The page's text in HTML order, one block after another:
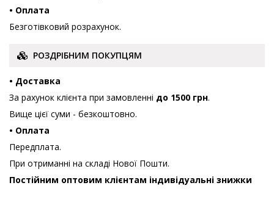
• Оплата
Безготівковий розрахунок.
РОЗДРІБНИМ ПОКУПЦЯМ
• Доставка
За рахунок клієнта при замовленні до 1500 грн.
Вище цієї суми - безкоштовно.
• Оплата
Передплата.
При отриманні на складі Нової Пошти.
Постійним оптовим клієнтам індивідуальні знижки